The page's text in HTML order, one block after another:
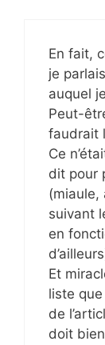
En fait,
je
auquel
Peut-
faudrait
Ce
dit pour
(miaule,
suivant
en
Et
liste que
de
doit